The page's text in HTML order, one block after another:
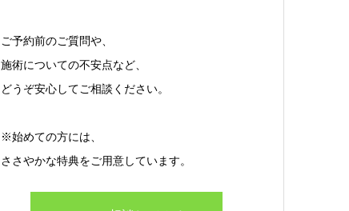
ご予約前のご質問や、
施術についての不安点など、
どうぞ安心してご相談ください。
※始めての方には、
ささやかな特典をご用意しています。